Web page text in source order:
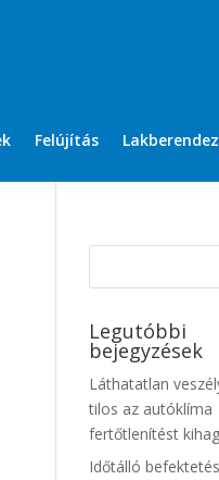
Felújítás
Legutóbbi
bejegyzések
Láthatatlan
tilos az autóklíma
fertőtlenítést
Időtálló